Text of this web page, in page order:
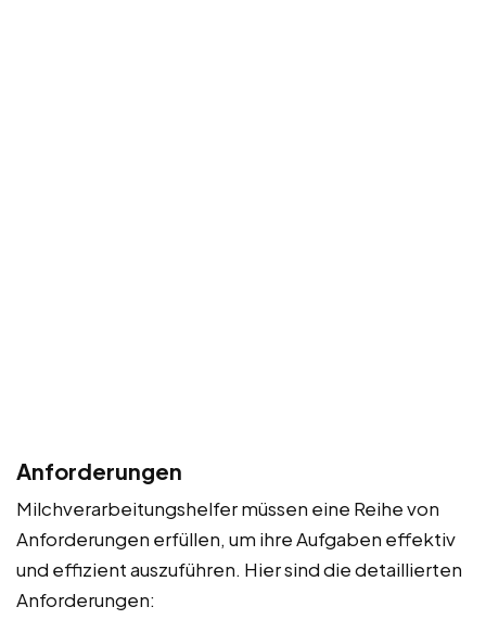
Anforderungen
Milchverarbeitungshelfer müssen eine Reihe von
Anforderungen erfüllen, um ihre Aufgaben effektiv
und effizient auszuführen. Hier sind die detaillierten
Anforderungen: